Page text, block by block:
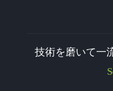
技術を磨いて一